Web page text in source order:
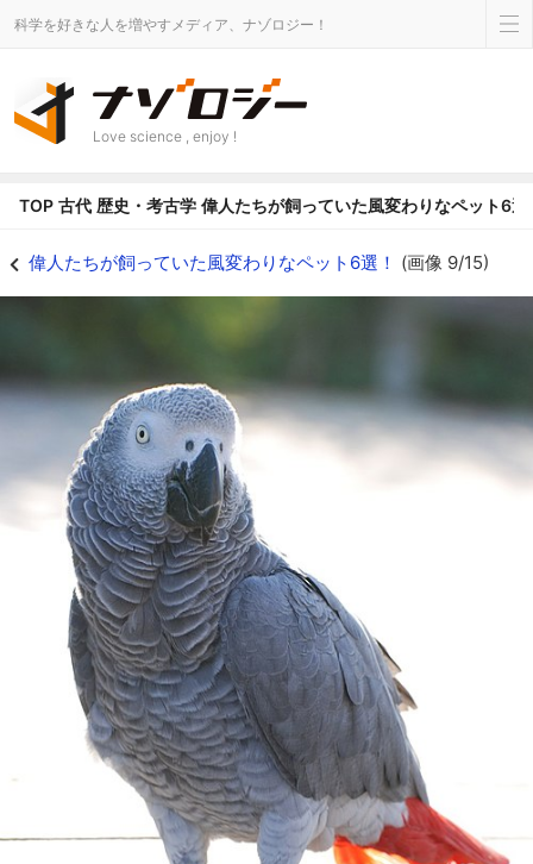
科学を好きな人を増やすメディア、ナゾロジー！
Love science , enjoy !
TOP 古代 歴史・考古学 偉人たちが飼っていた風変わりなペット6選
偉人たちが飼っていた風変わりなペット6選！ (画像 9/15)